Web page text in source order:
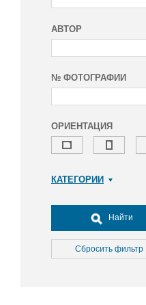
АВТОР
№ ФОТОГРАФИИ
ОРИЕНТАЦИЯ
КАТЕГОРИИ
Досуг, туризм и отдых
Культура
Медицина
Найти
Сбросить фильтр